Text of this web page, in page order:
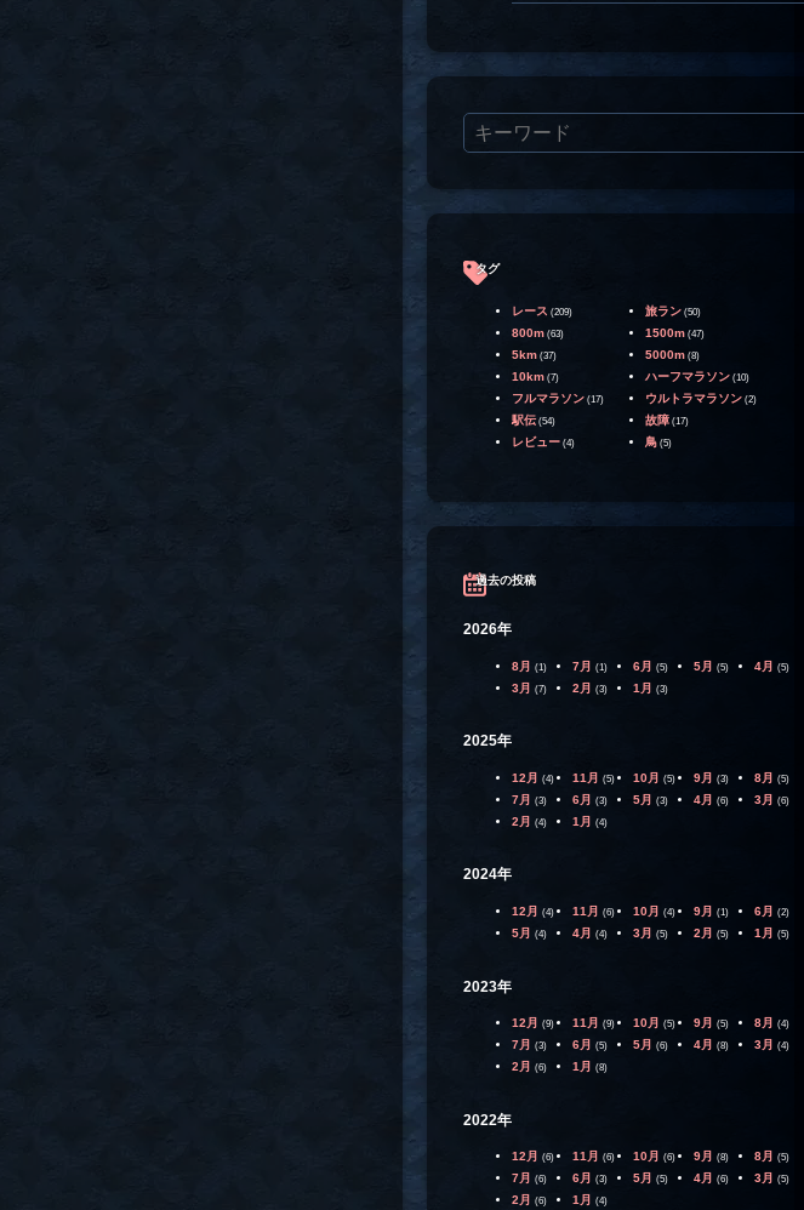
タグ
レース (209) 旅ラン (50)
800m (63) 1500m (47)
5km (37) 5000m (8)
10km (7) ハーフマラソン (10)
フルマラソン (17) ウルトラマラソン (2)
駅伝 (54) 故障 (17)
レビュー (4) 鳥 (5)
過去の投稿
2026年
8月 (1) 7月 (1) 6月 (5) 5月 (5) 4月 (5)
3月 (7) 2月 (3) 1月 (3)
2025年
12月 (4) 11月 (5) 10月 (5) 9月 (3) 8月 (5)
7月 (3) 6月 (3) 5月 (3) 4月 (6) 3月 (6)
2月 (4) 1月 (4)
2024年
12月 (4) 11月 (6) 10月 (4) 9月 (1) 6月 (2)
5月 (4) 4月 (4) 3月 (5) 2月 (5) 1月 (5)
2023年
12月 (9) 11月 (9) 10月 (5) 9月 (5) 8月 (4)
7月 (3) 6月 (5) 5月 (6) 4月 (8) 3月 (4)
2月 (6) 1月 (8)
2022年
12月 (6) 11月 (6) 10月 (6) 9月 (8) 8月 (5)
7月 (6) 6月 (3) 5月 (5) 4月 (6) 3月 (5)
2月 (6) 1月 (4)